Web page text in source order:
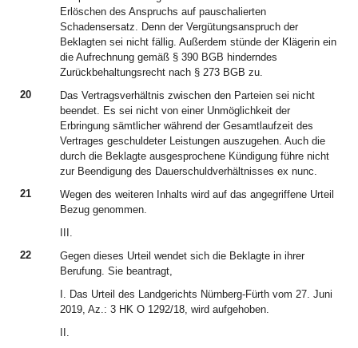
Erlöschen des Anspruchs auf pauschalierten
Schadensersatz. Denn der Vergütungsanspruch der
Beklagten sei nicht fällig. Außerdem stünde der Klägerin ein
die Aufrechnung gemäß § 390 BGB hinderndes
Zurückbehaltungsrecht nach § 273 BGB zu.
20
Das Vertragsverhältnis zwischen den Parteien sei nicht
beendet. Es sei nicht von einer Unmöglichkeit der
Erbringung sämtlicher während der Gesamtlaufzeit des
Vertrages geschuldeter Leistungen auszugehen. Auch die
durch die Beklagte ausgesprochene Kündigung führe nicht
zur Beendigung des Dauerschuldverhältnisses ex nunc.
21
Wegen des weiteren Inhalts wird auf das angegriffene Urteil
Bezug genommen.
III.
22
Gegen dieses Urteil wendet sich die Beklagte in ihrer
Berufung. Sie beantragt,
I. Das Urteil des Landgerichts Nürnberg-Fürth vom 27. Juni
2019, Az.: 3 HK O 1292/18, wird aufgehoben.
II.